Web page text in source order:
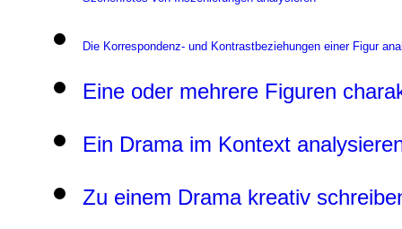
Die Korrespondenz- und Kontrastbeziehungen einer Figur
Eine oder mehrere Figuren
Ein Drama im Kontext
Zu einem Drama kreativ